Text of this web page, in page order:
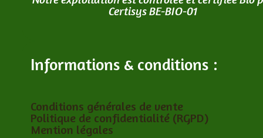
Certisys BE-BIO-01
Informations & conditions :
Conditions générales de vente
Politique de confidentialité (RGPD)
Mention légales